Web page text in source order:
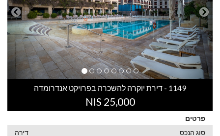
1149 - דירת יוקרה להשכרה בפרויקט אנדרומדה
25,000 NIS
פרטים
סוג הנכס
דירה